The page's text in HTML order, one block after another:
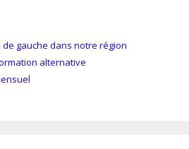
gauche dans notre région
alternative